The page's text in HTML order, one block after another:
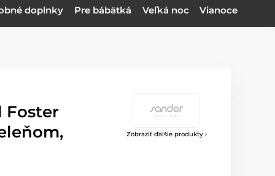
doplnky Pre bábätká Veľká noc Vianoce
Zobraziť ďalšie produkty ›
Foster